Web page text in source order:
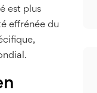
est plus
effrénée du